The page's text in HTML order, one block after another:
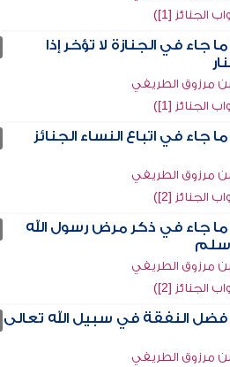
[1])
جاء في الجنازة لا تؤخر إذا
بن مرزوق الطريفي
[1])
جاء في اتباع النساء الجنائز
بن مرزوق الطريفي
[2])
ما جاء في ذكر مرض رسول الله
بن مرزوق الطريفي
[2])
فضل النفقة في سبيل الله تعالى
بن مرزوق الطريفي